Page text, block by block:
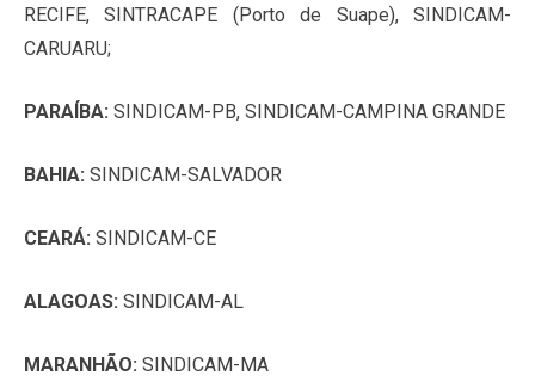
RECIFE, SINTRACAPE (Porto de Suape), SINDICAM-
CARUARU;
PARAÍBA: SINDICAM-PB, SINDICAM-CAMPINA GRANDE
BAHIA: SINDICAM-SALVADOR
CEARÁ: SINDICAM-CE
ALAGOAS: SINDICAM-AL
MARANHÃO: SINDICAM-MA